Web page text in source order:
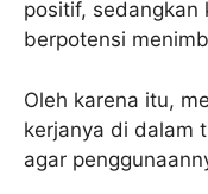
positif, sedangkan
berpotensi
Oleh karena itu,
kerjanya di dalam
agar